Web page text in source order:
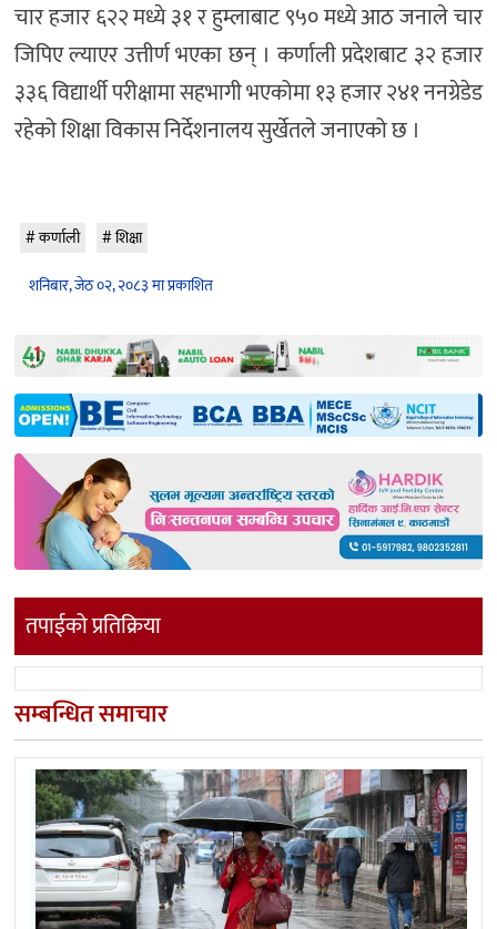
चार हजार ६२२ मध्ये ३१ र हुम्लाबाट ९५० मध्ये आठ जनाले चार
जिपिए ल्याएर उत्तीर्ण भएका छन् । कर्णाली प्रदेशबाट ३२ हजार
३३६ विद्यार्थी परीक्षामा सहभागी भएकोमा १३ हजार २४१ ननग्रेडेड
रहेको शिक्षा विकास निर्देशनालय सुर्खेतले जनाएको छ ।
कर्णाली
शिक्षा
शनिबार, जेठ ०२, २०८३ मा प्रकाशित
तपाईको प्रतिक्रिया
सम्बन्धित समाचार